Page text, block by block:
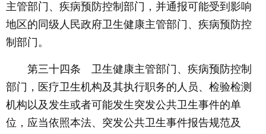
主管部门、疾病预防控制部门，并通报可能受到影响
地区的同级人民政府卫生健康主管部门、疾病预防控
制部门。
第三十四条 卫生健康主管部门、疾病预防控制
部门，医疗卫生机构及其执行职务的人员、检验检测
机构以及发生或者可能发生突发公共卫生事件的单
位，应当依照本法、突发公共卫生事件报告规范及